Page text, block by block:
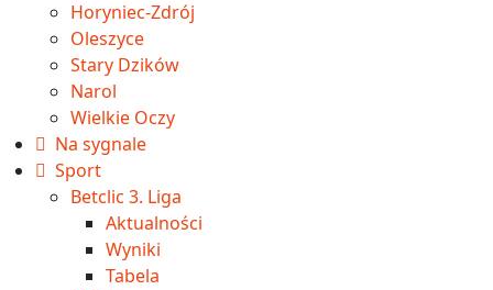
Horyniec-Zdrój
Oleszyce
Stary Dzików
Narol
Wielkie Oczy
Na sygnale
Sport
Betclic 3. Liga
Aktualności
Wyniki
Tabela